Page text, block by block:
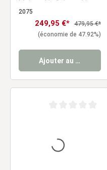
Maison Lit Cabane Lit
Montessori Lit Bois
Blanc Tiroir
2075
Prix de vente :
249,95 €* Prix régulier :
479,95 €*
(économie de 47.92%)
Ajouter au panier